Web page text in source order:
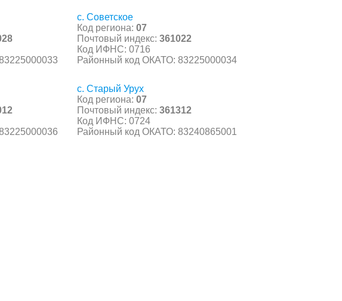
с. Советское
Код региона: 07
Почтовый индекс: 361022
Код ИФНС: 0716
Районный код ОКАТО: 83225000034
с. Старый Урух
Код региона: 07
Почтовый индекс: 361312
Код ИФНС: 0724
Районный код ОКАТО: 83240865001